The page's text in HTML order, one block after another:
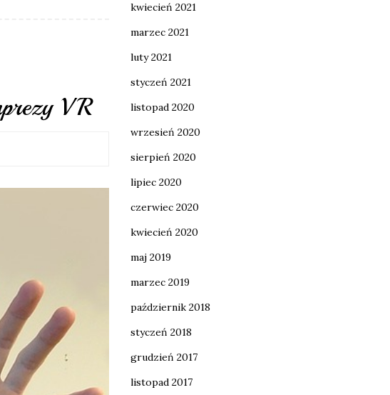
VR
kwiecień 2021
marzec 2021
luty 2021
styczeń 2021
listopad 2020
wrzesień 2020
sierpień 2020
lipiec 2020
czerwiec 2020
kwiecień 2020
maj 2019
marzec 2019
październik 2018
styczeń 2018
grudzień 2017
listopad 2017